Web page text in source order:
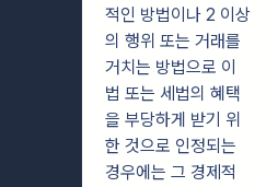
적인 방법이나 2 이상
의 행위 또는 거래를
거치는 방법으로 이
법 또는 세법의 혜택
을 부당하게 받기 위
한 것으로 인정되는
경우에는 그 경제적